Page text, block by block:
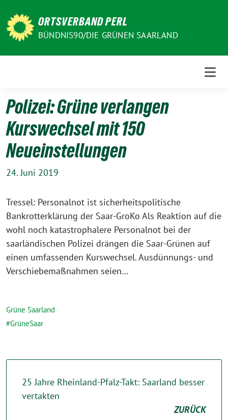
zum
Inhalt
ORTSVERBAND PERL
BÜNDNIS90/DIE GRÜNEN SAARLAND
Polizei: Grüne verlangen
Kurswechsel mit 150
Neueinstellungen
24. Juni 2019
Tressel: Personalnot ist sicherheitspolitische
Bankrotterklärung der Saar-GroKo Als Reaktion auf die
wohl noch katastrophalere Personalnot bei der
saarländischen Polizei drängen die Saar-Grünen auf
einen umfassenden Kurswechsel. Ausdünnungs- und
Verschiebemaßnahmen seien…
Grüne Saarland
GrüneSaar
25 Jahre Rheinland-Pfalz-Takt: Saarland besser
vertakten
ZURÜCK